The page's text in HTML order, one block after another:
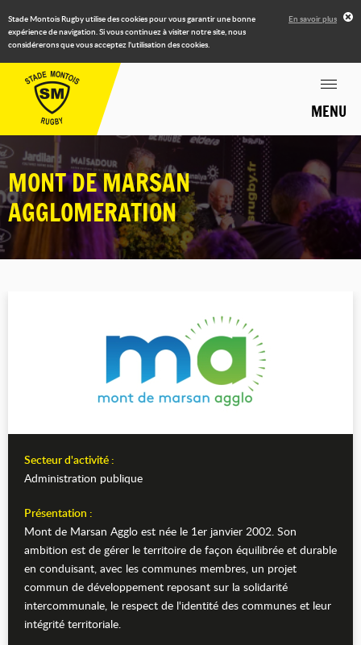
Stade Montois Rugby utilise des cookies pour vous garantir une bonne
expérience de navigation. Si vous continuez à visiter notre site, nous
considérerons que vous acceptez l'utilisation des cookies.
En savoir plus
MENU
MONT DE MARSAN
AGGLOMERATION
Secteur d'activité :
Administration publique
Présentation :
Mont de Marsan Agglo est née le 1er janvier 2002. Son
ambition est de gérer le territoire de façon équilibrée et durable
en conduisant, avec les communes membres, un projet
commun de développement reposant sur la solidarité
intercommunale, le respect de l'identité des communes et leur
intégrité territoriale.